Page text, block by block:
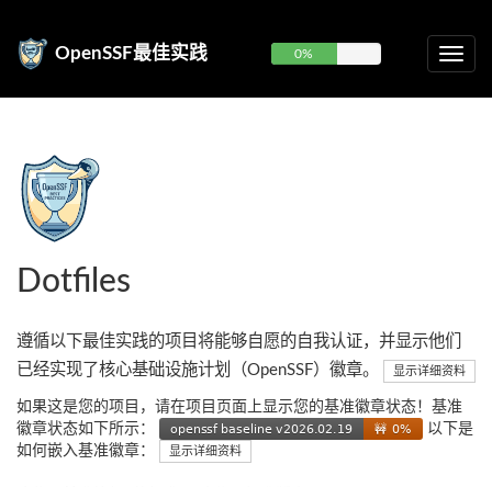
OpenSSF最佳实践 0%
Dotfiles
遵循以下最佳实践的项目将能够自愿的自我认证，并显示他们
已经实现了核心基础设施计划（OpenSSF）徽章。
显示详细资料
如果这是您的项目，请在项目页面上显示您的基准徽章状态！基准
徽章状态如下所示：
以下是
如何嵌入基准徽章：
显示详细资料